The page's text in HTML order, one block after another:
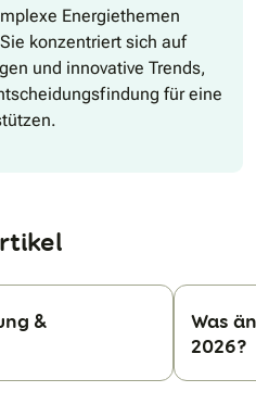
Energiethemen
konzentriert sich auf
und innovative Trends,
für eine
&
Was
2026?